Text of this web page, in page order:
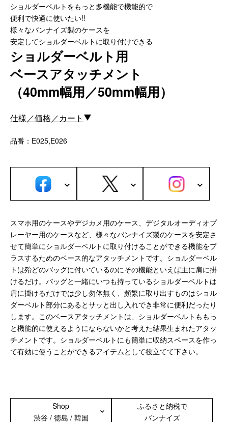
SONY
Other
Bag
ビジネスバッグ
リュック／バックパック
斜めがけショルダーバッグ
カメラバッグ
財布／カード、コインケース
財布以外の革製品
ステーショナリー
便利なアタッチメント／パーツ
ショルダーベルト／パット
ストラップ／ネックストラップ
カメラ用ストラップ
キーケース／キーホルダー
スマートキーケース
車／自転車／バイク
iPhone16 Pro Max／iPhone15 Pro Max／iPhone14 Pro Max
ショルダーベルトをもっと多機能で機能的で
便利で快適に使いたい!!
様々なバンナイズ製のケースを
安定してショルダーベルトに取り付けできる
ショルダーベルト用
ベースアタッチメント
（40mm幅用／50mm幅用）
仕様／価格／カート
品番：E025,E026
スマホ用のケースやデジカメ用のケース、デジタルオーディオプ
レーヤー用のケースなど、様々なバンナイズ製のケースを安定さ
せて簡単にショルダーベルトに取り付けることができる機能をプ
ラスするためのベース的なアタッチメントです。ショルダーベル
トは殆どのバッグに付いているのにその機能といえば主に肩に掛
けるだけ。バッグと一緒にいつも持っているショルダーベルトは
肩に掛けるだけでは少し勿体無く、頻繁に取り出すものはショル
ダーベルト部分にあるとサッと出し入れでき非常に便利だったり
します。このベースアタッチメントは、ショルダーベルトももっ
と機能的に使えるようにならないかと考えた結果生まれたアタッ
チメントです。ショルダーベルトにも簡単に収納スペースを作っ
て有効に使うことができるアイテムとして役立てて下さい。
Shop
渋谷 / 徳島 / 韓国
ふるさと納税で
バンナイズ